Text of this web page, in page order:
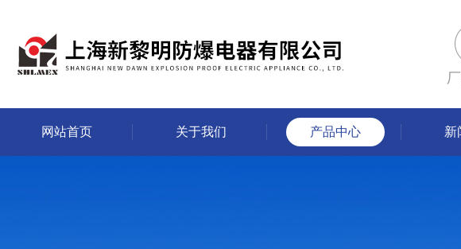
网站首页 关于我们 产品中心 新